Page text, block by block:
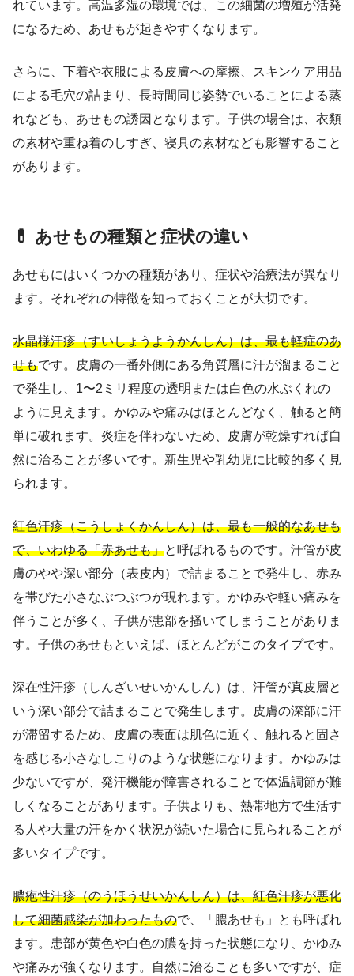
れています。高温多湿の環境では、この細菌の増殖が活発
になるため、あせもが起きやすくなります。
さらに、下着や衣服による皮膚への摩擦、スキンケア用品
による毛穴の詰まり、長時間同じ姿勢でいることによる蒸
れなども、あせもの誘因となります。子供の場合は、衣類
の素材や重ね着のしすぎ、寝具の素材なども影響すること
があります。
💊 あせもの種類と症状の違い
あせもにはいくつかの種類があり、症状や治療法が異なり
ます。それぞれの特徴を知っておくことが大切です。
水晶様汗疹（すいしょうようかんしん）は、最も軽症のあ
せもです。皮膚の一番外側にある角質層に汗が溜まること
で発生し、1〜2ミリ程度の透明または白色の水ぶくれの
ように見えます。かゆみや痛みはほとんどなく、触ると簡
単に破れます。炎症を伴わないため、皮膚が乾燥すれば自
然に治ることが多いです。新生児や乳幼児に比較的多く見
られます。
紅色汗疹（こうしょくかんしん）は、最も一般的なあせも
で、いわゆる「赤あせも」と呼ばれるものです。汗管が皮
膚のやや深い部分（表皮内）で詰まることで発生し、赤み
を帯びた小さなぶつぶつが現れます。かゆみや軽い痛みを
伴うことが多く、子供が患部を掻いてしまうことがありま
す。子供のあせもといえば、ほとんどがこのタイプです。
深在性汗疹（しんざいせいかんしん）は、汗管が真皮層と
いう深い部分で詰まることで発生します。皮膚の深部に汗
が滞留するため、皮膚の表面は肌色に近く、触れると固さ
を感じる小さなしこりのような状態になります。かゆみは
少ないですが、発汗機能が障害されることで体温調節が難
しくなることがあります。子供よりも、熱帯地方で生活す
る人や大量の汗をかく状況が続いた場合に見られることが
多いタイプです。
膿疱性汗疹（のうほうせいかんしん）は、紅色汗疹が悪化
して細菌感染が加わったもので、「膿あせも」とも呼ばれ
ます。患部が黄色や白色の膿を持った状態になり、かゆみ
や痛みが強くなります。自然に治ることも多いですが、症